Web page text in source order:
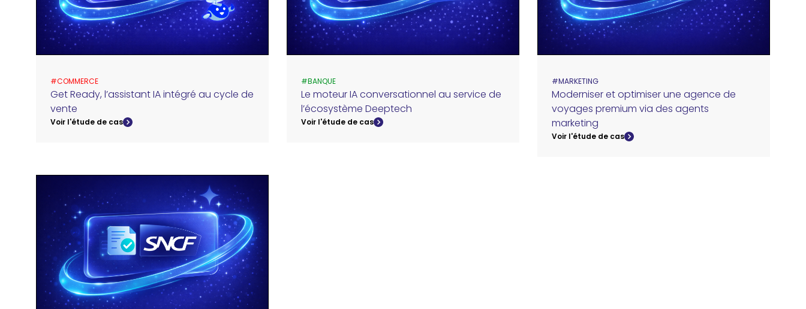
#COMMERCE
Get Ready, l’assistant IA intégré au cycle de
vente
Voir l'étude de cas
#BANQUE
Le moteur IA conversationnel au service de
l’écosystème Deeptech
Voir l'étude de cas
#MARKETING
Moderniser et optimiser une agence de
voyages premium via des agents
marketing
Voir l'étude de cas